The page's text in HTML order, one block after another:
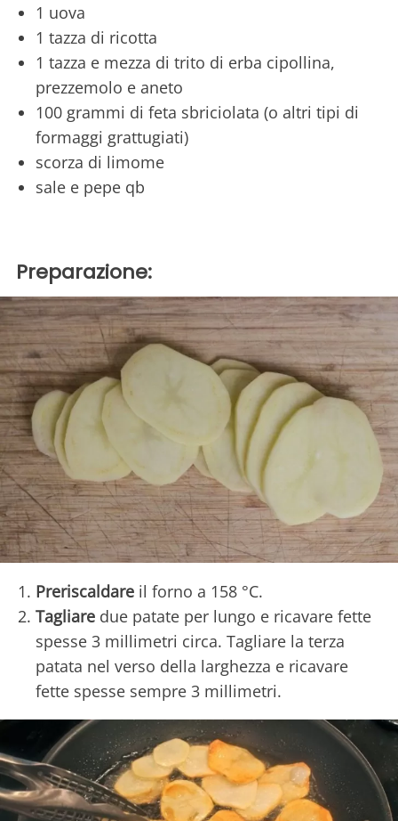
1 uova
1 tazza di ricotta
1 tazza e mezza di trito di erba cipollina,
prezzemolo e aneto
100 grammi di feta sbriciolata (o altri tipi di
formaggi grattugiati)
scorza di limome
sale e pepe qb
Preparazione:
Preriscaldare il forno a 158 °C.
Tagliare due patate per lungo e ricavare fette
spesse 3 millimetri circa. Tagliare la terza
patata nel verso della larghezza e ricavare
fette spesse sempre 3 millimetri.